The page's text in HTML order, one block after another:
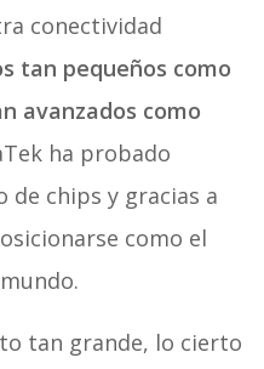
conectividad
tan pequeños como
avanzados como
ha probado
chips y gracias a
como el
tan grande, lo cierto